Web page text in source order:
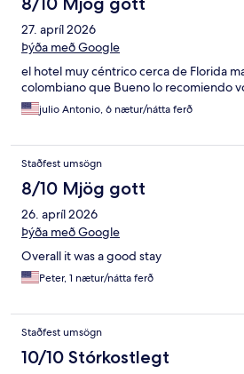
27. apríl 2026
Þýða með Google
el hotel muy céntrico cerca de Florida
colombiano que Bueno lo recomiendo
julio Antonio, 6 nætur/nátta ferð
Staðfest umsögn
8/10 Mjög gott
26. apríl 2026
Þýða með Google
Overall it was a good stay
Peter, 1 nætur/nátta ferð
Staðfest umsögn
10/10 Stórkostlegt